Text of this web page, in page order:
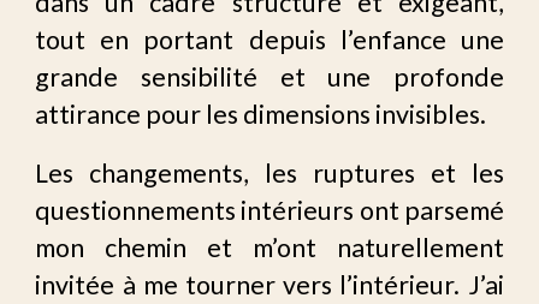
tout en portant depuis l’enfance une
grande sensibilité et une profonde
attirance pour les dimensions invisibles.
Les changements, les ruptures et les
questionnements intérieurs ont parsemé
mon chemin et m’ont naturellement
invitée à me tourner vers l’intérieur. J’ai